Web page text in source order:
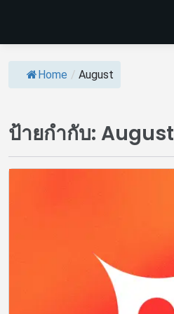
Home / August
ป้ายกำกับ: August